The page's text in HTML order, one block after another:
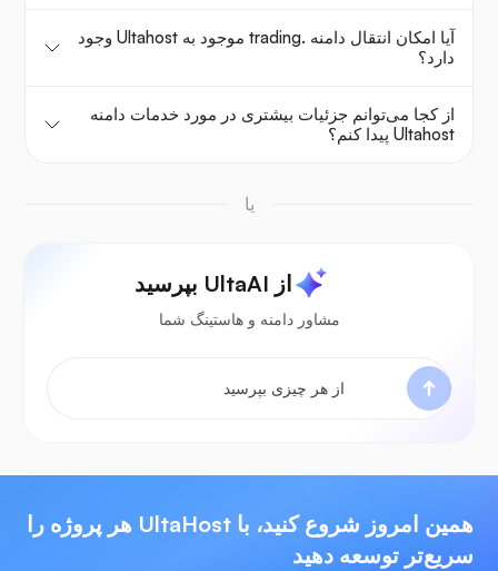
آیا امکان انتقال دامنه .trading موجود به Ultahost وجود
دارد؟
از کجا می‌توانم جزئیات بیشتری در مورد خدمات دامنه
Ultahost پیدا کنم؟
یا
از UltaAI بپرسید
مشاور دامنه و هاستینگ شما
همین امروز شروع کنید، با UltaHost هر پروژه را
سریع‌تر توسعه دهید